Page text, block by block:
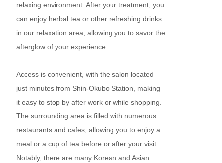
relaxing environment. After your treatment, you
can enjoy herbal tea or other refreshing drinks
in our relaxation area, allowing you to savor the
afterglow of your experience.
Access is convenient, with the salon located
just minutes from Shin-Okubo Station, making
it easy to stop by after work or while shopping.
The surrounding area is filled with numerous
restaurants and cafes, allowing you to enjoy a
meal or a cup of tea before or after your visit.
Notably, there are many Korean and Asian